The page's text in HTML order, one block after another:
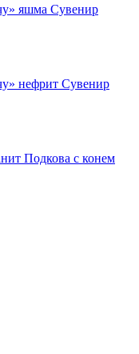
Сувенир
Сувенир
Подкова с конем